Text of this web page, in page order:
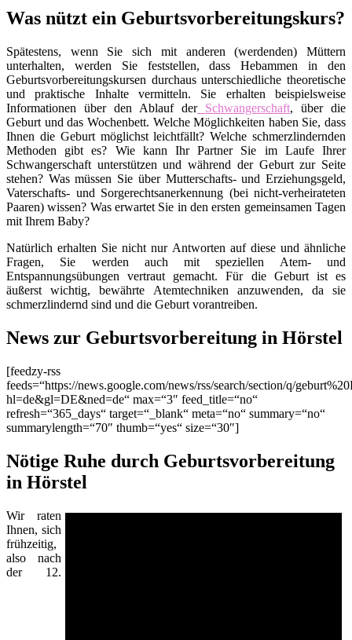
Was nützt ein Geburtsvorbereitungskurs?
Spätestens, wenn Sie sich mit anderen (werdenden) Müttern
unterhalten, werden Sie feststellen, dass Hebammen in den
Geburtsvorbereitungskursen durchaus unterschiedliche theoretische
und praktische Inhalte vermitteln. Sie erhalten beispielsweise
Informationen über den Ablauf derSchwangerschaft, über die
Geburt und das Wochenbett. Welche Möglichkeiten haben Sie, dass
Ihnen die Geburt möglichst leichtfällt? Welche schmerzlindernden
Methoden gibt es? Wie kann Ihr Partner Sie im Laufe Ihrer
Schwangerschaft unterstützen und während der Geburt zur Seite
stehen? Was müssen Sie über Mutterschafts- und Erziehungsgeld,
Vaterschafts- und Sorgerechtsanerkennung (bei nicht-verheirateten
Paaren) wissen? Was erwartet Sie in den ersten gemeinsamen Tagen
mit Ihrem Baby?
Natürlich erhalten Sie nicht nur Antworten auf diese und ähnliche
Fragen, Sie werden auch mit speziellen Atem- und
Entspannungsübungen vertraut gemacht. Für die Geburt ist es
äußerst wichtig, bewährte Atemtechniken anzuwenden, da sie
schmerzlindernd sind und die Geburt vorantreiben.
News zur Geburtsvorbereitung in Hörstel
[feedzy-rss
feeds=“https://news.google.com/news/rss/search/section/q/
hl=de&gl=DE&ned=de“ max=“3″ feed_title=“no“
refresh=“365_days“ target=“_blank“ meta=“no“ summary=“no“
summarylength=“70″ thumb=“yes“ size=“30″]
Nötige Ruhe durch Geburtsvorbereitung
in Hörstel
Wir raten
Ihnen, sich
frühzeitig,
also nach
der 12.